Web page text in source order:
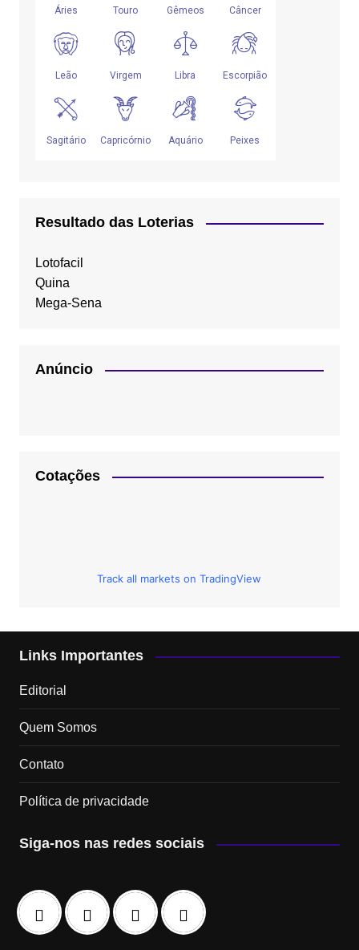
Resultado das Loterias
Lotofacil
Quina
Mega-Sena
Anúncio
Cotações
Track all markets on TradingView
Links Importantes
Editorial
Quem Somos
Contato
Política de privacidade
Siga-nos nas redes sociais